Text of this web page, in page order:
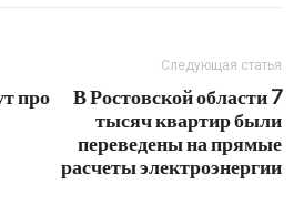
про
Следующая статья
В Ростовской области 7
тысяч квартир были
переведены на прямые
расчеты электроэнергии